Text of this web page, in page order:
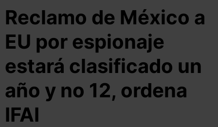
Reclamo de México a
EU por espionaje
estará clasificado un
año y no 12, ordena
IFAI